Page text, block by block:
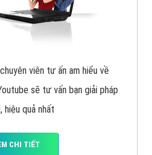
giàu kinh nghiệm được đào